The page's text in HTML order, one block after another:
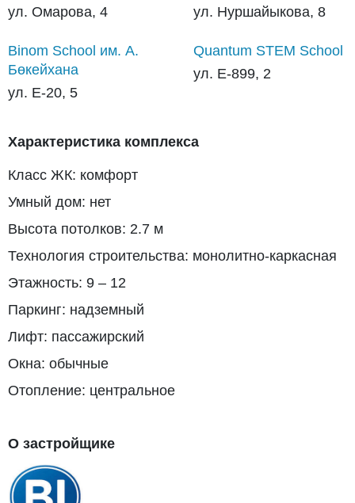
ул. Омарова, 4
ул. Нуршайыкова, 8
Binom School им. А.
Бөкейхана
ул. Е-20, 5
Quantum STEM School
ул. Е-899, 2
Характеристика комплекса
Класс ЖК: комфорт
Умный дом: нет
Высота потолков: 2.7 м
Технология строительства: монолитно-каркасная
Этажность: 9 – 12
Паркинг: надземный
Лифт: пассажирский
Окна: обычные
Отопление: центральное
О застройщике